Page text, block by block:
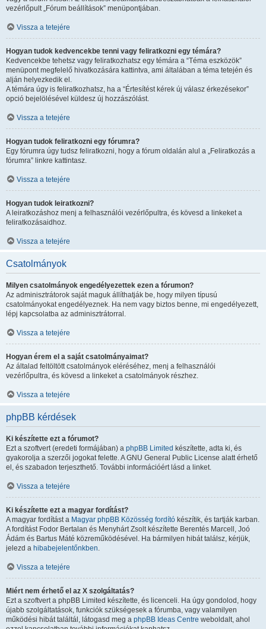
vezérlőpult „Fórum beállítások” menüpontjában.
Vissza a tetejére
Hogyan tudok kedvencekbe tenni vagy feliratkozni egy témára?
Kedvencekbe tehetsz vagy feliratkozhatsz egy témára a “Téma eszközök”
menüpont megfelelő hivatkozására kattintva, ami általában a téma tetején és
alján helyezkedik el.
A témára úgy is feliratkozhatsz, ha a “Értesítést kérek új válasz érkezésekor”
opció bejelölésével küldesz új hozzászólást.
Vissza a tetejére
Hogyan tudok feliratkozni egy fórumra?
Egy fórumra úgy tudsz feliratkozni, hogy a fórum oldalán alul a „Feliratkozás a
fórumra” linkre kattintasz.
Vissza a tetejére
Hogyan tudok leiratkozni?
A leiratkozáshoz menj a felhasználói vezérlőpultra, és kövesd a linkeket a
feliratkozásaidhoz.
Vissza a tetejére
Csatolmányok
Milyen csatolmányok engedélyezettek ezen a fórumon?
Az adminisztrátorok saját maguk állíthatják be, hogy milyen típusú
csatolmányokat engedélyeznek. Ha nem vagy biztos benne, mi engedélyezett,
lépj kapcsolatba az adminisztrátorral.
Vissza a tetejére
Hogyan érem el a saját csatolmányaimat?
Az általad feltöltött csatolmányok eléréséhez, menj a felhasználói
vezérlőpultra, és kövesd a linkeket a csatolmányok részhez.
Vissza a tetejére
phpBB kérdések
Ki készítette ezt a fórumot?
Ezt a szoftvert (eredeti formájában) a phpBB Limited készítette, adta ki, és
gyakorolja a szerzői jogokat felette. A GNU General Public License alatt érhető
el, és szabadon terjeszthető. További információért lásd a linket.
Vissza a tetejére
Ki készítette ezt a magyar fordítást?
A magyar fordítást a Magyar phpBB Közösség fordító készítik, és tartják karban.
A fordítást Fodor Bertalan és Menyhárt Zsolt készítette Berentés Marcell, Joó
Ádám és Bartus Máté közreműködésével. Ha bármilyen hibát találsz, kérjük,
jelezd a hibabejelentőnkben.
Vissza a tetejére
Miért nem érhető el az X szolgáltatás?
Ezt a szoftvert a phpBB Limited készítette, és licenceli. Ha úgy gondolod, hogy
újabb szolgáltatások, funkciók szükségesek a fórumba, vagy valamilyen
működési hibát találtál, látogasd meg a phpBB Ideas Centre weboldalt, ahol